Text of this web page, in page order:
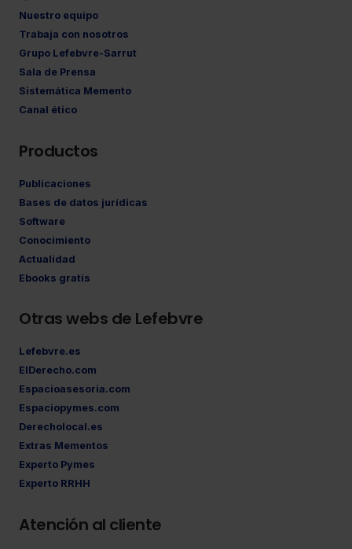
Nuestro equipo
Trabaja con nosotros
Grupo Lefebvre-Sarrut
Sala de Prensa
Sistemática Memento
Canal ético
Productos
Publicaciones
Bases de datos jurídicas
Software
Conocimiento
Actualidad
Ebooks gratis
Otras webs de Lefebvre
Lefebvre.es
ElDerecho.com
Espacioasesoria.com
Espaciopymes.com
Derecholocal.es
Extras Mementos
Experto Pymes
Experto RRHH
Atención al cliente